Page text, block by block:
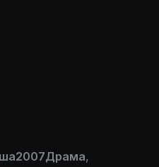
2007Драма,